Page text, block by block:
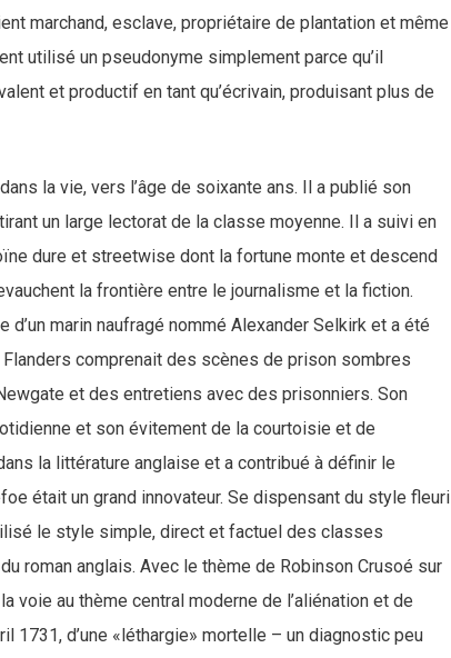
marchand, esclave, propriétaire de plantation et même
utilisé un pseudonyme simplement parce qu’il
et productif en tant qu’écrivain, produisant plus de
la vie, vers l’âge de soixante ans. Il a publié son
un large lectorat de la classe moyenne. Il a suivi en
dure et streetwise dont la fortune monte et descend
la frontière entre le journalisme et la fiction.
marin naufragé nommé Alexander Selkirk et a été
comprenait des scènes de prison sombres
et des entretiens avec des prisonniers. Son
et son évitement de la courtoisie et de
la littérature anglaise et a contribué à définir le
était un grand innovateur. Se dispensant du style fleuri
le style simple, direct et factuel des classes
roman anglais. Avec le thème de Robinson Crusoé sur
voie au thème central moderne de l’aliénation et de
1731, d’une «léthargie» mortelle – un diagnostic peu